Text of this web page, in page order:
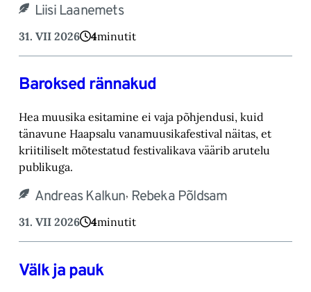
Liisi Laanemets
31. VII 2026 4minutit
Baroksed rännakud
Hea muusika esitamine ei vaja põhjendusi, kuid
tänavune Haapsalu vanamuusikafestival näitas, et
kriitiliselt mõtestatud festivalikava väärib arutelu
publikuga.
Andreas Kalkun, Rebeka Põldsam
31. VII 2026 4minutit
Välk ja pauk